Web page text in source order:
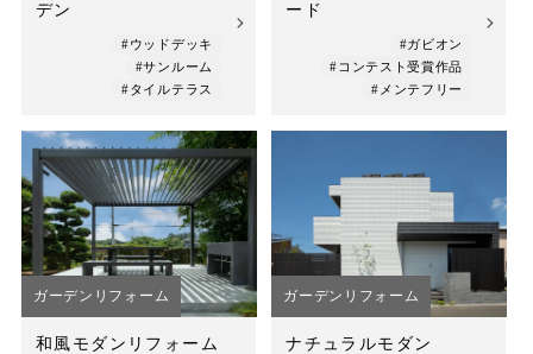
デン
#ウッドデッキ
#サンルーム
#タイルテラス
ード
#ガビオン
#コンテスト受賞作品
#メンテフリー
ガーデンリフォーム
和風モダンリフォーム
ガーデンリフォーム
ナチュラルモダン